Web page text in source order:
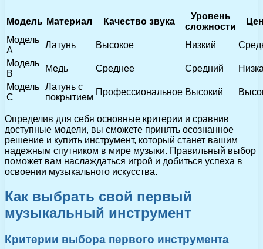
Модель Материал Качество звука
Уровень
сложности
Модель
А
Латунь Высокое Низкий
Модель
B
Медь Среднее Средний
Модель
C
Латунь с
покрытием
Профессиональное Высокий
Определив для себя основные критерии и сравнив
доступные модели, вы сможете принять осознанное
решение и купить инструмент, который станет вашим
надежным спутником в мире музыки. Правильный выбор
поможет вам наслаждаться игрой и добиться успеха в
освоении музыкального искусства.
Как выбрать свой первый
музыкальный инструмент
Критерии выбора первого инструмента